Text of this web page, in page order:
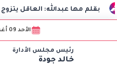
عبدالله: العاقل يتزوج والمعازيم
الأحد 09 أغسطس 2026
رئيس مجلس الأدارة
خالد جودة